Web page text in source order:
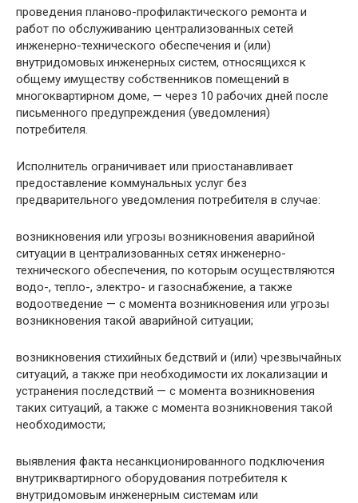
проведения планово-профилактического ремонта и
работ по обслуживанию централизованных сетей
инженерно-технического обеспечения и (или)
внутридомовых инженерных систем, относящихся к
общему имуществу собственников помещений в
многоквартирном доме, — через 10 рабочих дней после
письменного предупреждения (уведомления)
потребителя.
Исполнитель ограничивает или приостанавливает
предоставление коммунальных услуг без
предварительного уведомления потребителя в случае:
возникновения или угрозы возникновения аварийной
ситуации в централизованных сетях инженерно-
технического обеспечения, по которым осуществляются
водо-, тепло-, электро- и газоснабжение, а также
водоотведение — с момента возникновения или угрозы
возникновения такой аварийной ситуации;
возникновения стихийных бедствий и (или) чрезвычайных
ситуаций, а также при необходимости их локализации и
устранения последствий — с момента возникновения
таких ситуаций, а также с момента возникновения такой
необходимости;
выявления факта несанкционированного подключения
внутриквартирного оборудования потребителя к
внутридомовым инженерным системам или